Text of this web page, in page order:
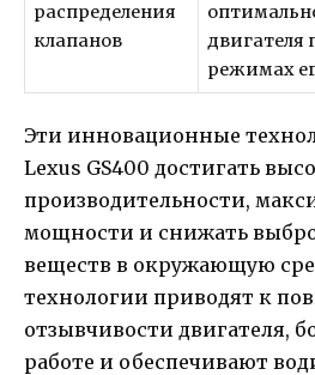
распределения
клапанов
двигателя
режимах
Эти инновационные
Lexus GS400 достигать
производительности,
мощности и снижать
веществ в окружающую
технологии приводят к
отзывчивости двигателя,
работе и обеспечивают